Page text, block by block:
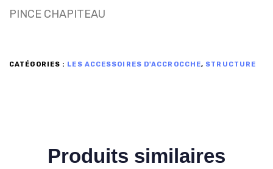
PINCE CHAPITEAU
CATÉGORIES : LES ACCESSOIRES D'ACCROCCHE, STRUCTURE
Produits similaires